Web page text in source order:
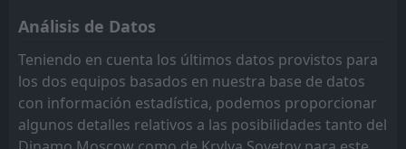
CANCELLED
15Jul
Dinamo Moscow
Krylya Sovetov
FT
14:00
Rubin
Krylya Sovetov
2
0
L
FT
Análisis de Datos
Teniendo en cuenta los últimos datos provistos para
los dos equipos basados en nuestra base de datos
con información estadística, podemos proporcionar
algunos detalles relativos a las posibilidades tanto del